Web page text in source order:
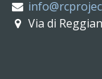
Via di